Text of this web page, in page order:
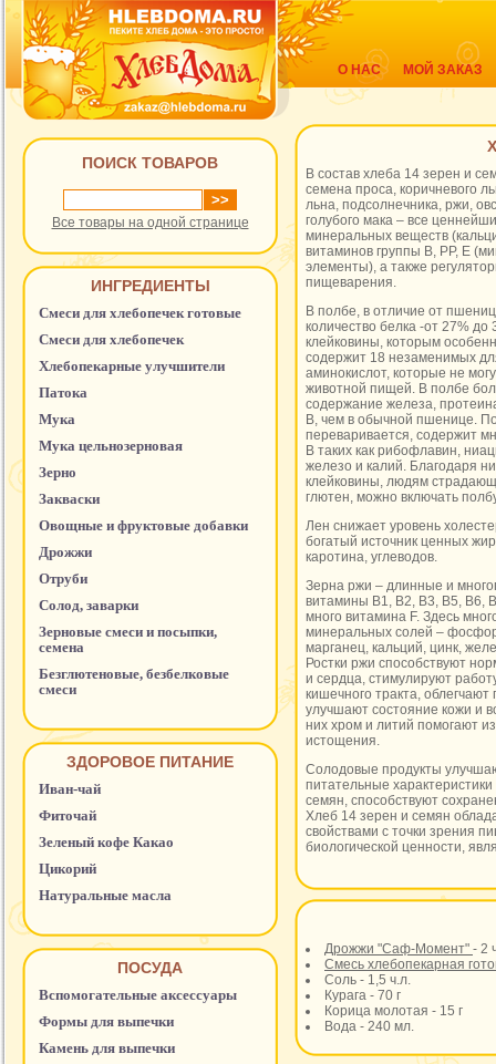
О НАС МОЙ ЗАКАЗ
ПОИСК ТОВАРОВ
Все товары на одной странице
ИНГРЕДИЕНТЫ
Смеси для хлебопечек готовые
Смеси для хлебопечек
Хлебопекарные улучшители
Патока
Мука
Мука цельнозерновая
Зерно
Закваски
Овощные и фруктовые добавки
Дрожжи
Отруби
Солод, заварки
Зерновые смеси и посыпки,
семена
Безглютеновые, безбелковые
смеси
ЗДОРОВОЕ ПИТАНИЕ
Иван-чай
Фиточай
Зеленый кофе Какао
Цикорий
Натуральные масла
ПОСУДА
Вспомогательные аксессуары
Формы для выпечки
Камень для выпечки
В состав хлеба 14 зерен и
семена проса, коричневого
льна, подсолнечника, ржи,
голубого мака – все
минеральных веществ
витаминов группы В, РР, Е
элементы), а также
пищеварения.
В полбе, в отличие от
количество белка -от 27% до
клейковины, которым
содержит 18 незаменимых
аминокислот, которые не
животной пищей. В полбе
содержание железа,
В, чем в обычной пшенице.
переваривается, содержит
В таких как рибофлавин,
железо и калий. Благодаря
клейковины, людям
глютен, можно включать
Лен снижает уровень
богатый источник ценных
каротина, углеводов.
Зерна ржи – длинные и
витамины В1, В2, В3, В5, В6,
много витамина F. Здесь
минеральных солей –
марганец, кальций, цинк,
Ростки ржи способствуют
и сердца, стимулируют
кишечного тракта, облегчают
улучшают состояние кожи и
них хром и литий помогают
истощения.
Солодовые продукты
питательные
семян, способствуют
Хлеб 14 зерен и семян
свойствами с точки зрения
биологической ценности,
Дрожжи "Саф-Момент" - 2
Смесь хлебопекарная
Соль - 1,5 ч.л.
Курага - 70 г
Корица молотая - 15 г
Вода - 240 мл.